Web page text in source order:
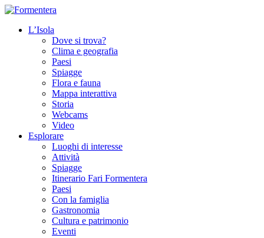
L’Isola
Dove si trova?
Clima e geografia
Paesi
Spiagge
Flora e fauna
Mappa interattiva
Storia
Webcams
Video
Esplorare
Luoghi di interesse
Attività
Spiagge
Itinerario Fari Formentera
Paesi
Con la famiglia
Gastronomia
Cultura e patrimonio
Eventi